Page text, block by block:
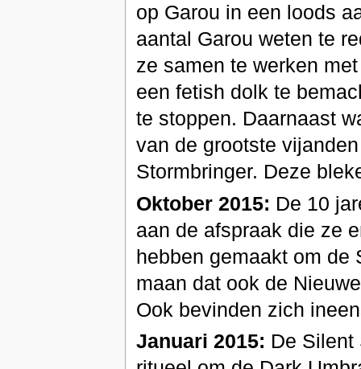
op Garou in een loods
aantal Garou weten te
ze samen te werken
een fetish dolk te
te stoppen. Daarnaast
van de grootste
Stormbringer. Deze
Oktober 2015: De 10
aan de afspraak die ze
hebben gemaakt om de
maan dat ook de
Ook bevinden zich
Januari 2015: De Silent